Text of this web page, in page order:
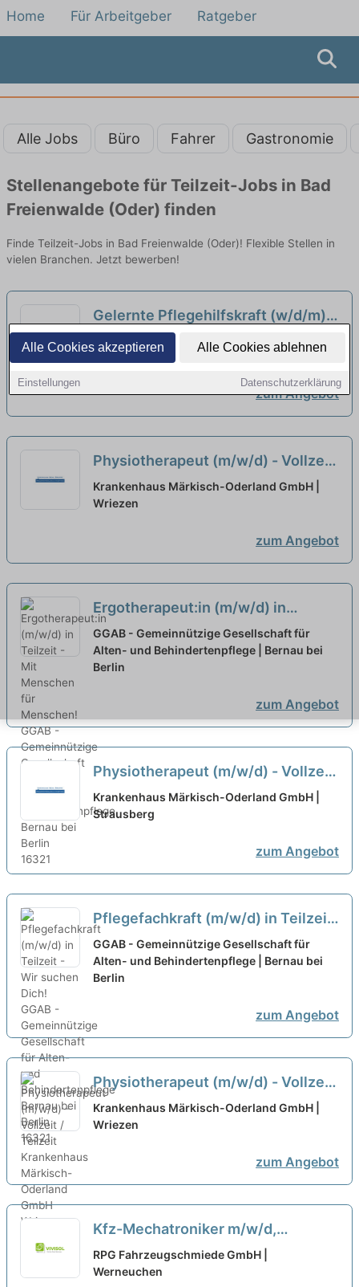
Alle Cookies akzeptieren Alle Cookies ablehnen
Einstellungen Datenschutzerklärung
Home Für Arbeitgeber Ratgeber
Alle Jobs Büro Fahrer Gastronomie
Stellenangebote für Teilzeit-Jobs in Bad
Freienwalde (Oder) finden
Finde Teilzeit-Jobs in Bad Freienwalde (Oder)! Flexible Stellen in
vielen Branchen. Jetzt bewerben!
Gelernte Pflegehilfskraft (w/d/m)
in Teilzeit - Bei uns steht der
Mensch im Mittelpunkt!
Stephanus Mobil Strausberg | Strausberg
zum Angebot
Physiotherapeut (m/w/d) - Vollzeit
/ Teilzeit neu
Krankenhaus Märkisch-Oderland GmbH |
Wriezen
zum Angebot
Ergotherapeut:in (m/w/d) in
Teilzeit - Mit Menschen für
Menschen! neu
GGAB - Gemeinnützige Gesellschaft für
Alten- und Behindertenpflege | Bernau bei
Berlin
zum Angebot
Physiotherapeut (m/w/d) - Vollzeit
/ Teilzeit neu
Krankenhaus Märkisch-Oderland GmbH |
Strausberg
zum Angebot
Pflegefachkraft (m/w/d) in Teilzeit
- Wir suchen Dich! neu
GGAB - Gemeinnützige Gesellschaft für
Alten- und Behindertenpflege | Bernau bei
Berlin
zum Angebot
Physiotherapeut (m/w/d) - Vollzeit
/ Teilzeit neu
Krankenhaus Märkisch-Oderland GmbH |
Wriezen
zum Angebot
Kfz-Mechatroniker m/w/d,
Vollzeit/Teilzeit, Altlandsberg
RPG Fahrzeugschmiede GmbH |
Werneuchen